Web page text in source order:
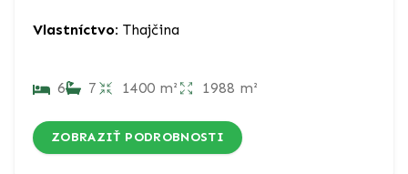
Vlastníctvo: Thajčina
6 7 1400 m² 1988 m²
ZOBRAZIŤ PODROBNOSTI